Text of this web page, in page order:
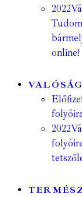
2022
online!
VALÓSÁG
2022